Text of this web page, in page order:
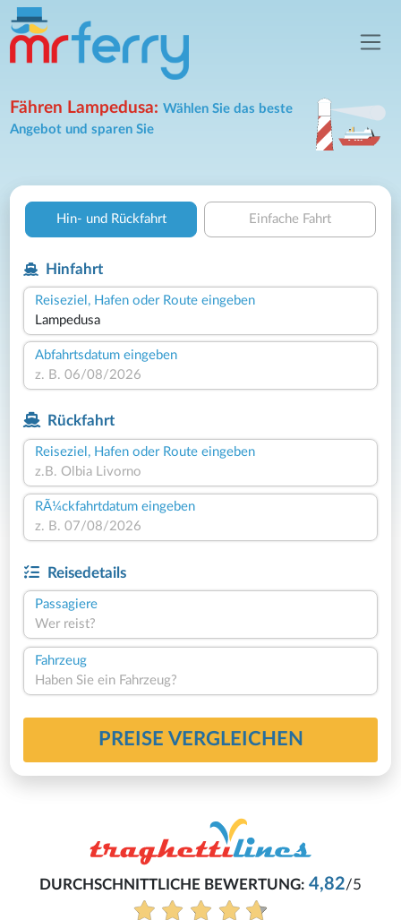
Fähren Lampedusa:Wählen Sie das beste
Angebot und sparen Sie
Hin- und Rückfahrt Einfache Fahrt
Hinfahrt
Reiseziel, Hafen oder Route eingeben
Abfahrtsdatum eingeben
Rückfahrt
Reiseziel, Hafen oder Route eingeben
RÃ¼ckfahrtdatum eingeben
Reisedetails
Passagiere
Wer reist?
Fahrzeug
Haben Sie ein Fahrzeug?
PREISE VERGLEICHEN
DURCHSCHNITTLICHE BEWERTUNG:4,82 /5